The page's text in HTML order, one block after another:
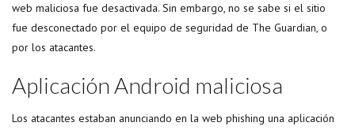
web maliciosa fue desactivada. Sin embargo, no se sabe si el sitio
fue desconectado por el equipo de seguridad de The Guardian, o
por los atacantes.
Aplicación Android maliciosa
Los atacantes estaban anunciando en la web phishing una aplicación